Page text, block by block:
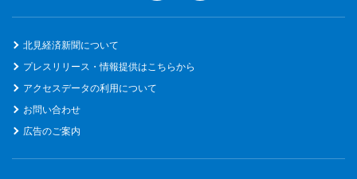
北見経済新聞について
プレスリリース・情報提供はこちらから
アクセスデータの利用について
お問い合わせ
広告のご案内